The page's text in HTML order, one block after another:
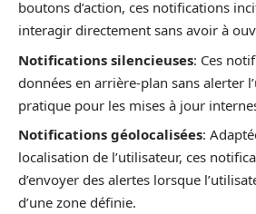
boutons d’action, ces notifications
interagir directement sans avoir à
Notifications silencieuses: Ces
données en arrière-plan sans alerter
pratique pour les mises à jour
Notifications géolocalisées:
localisation de l’utilisateur, ces
d’envoyer des alertes lorsque
d’une zone définie.